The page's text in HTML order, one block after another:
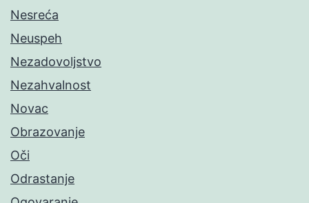
Nesreća
Neuspeh
Nezadovoljstvo
Nezahvalnost
Novac
Obrazovanje
Oči
Odrastanje